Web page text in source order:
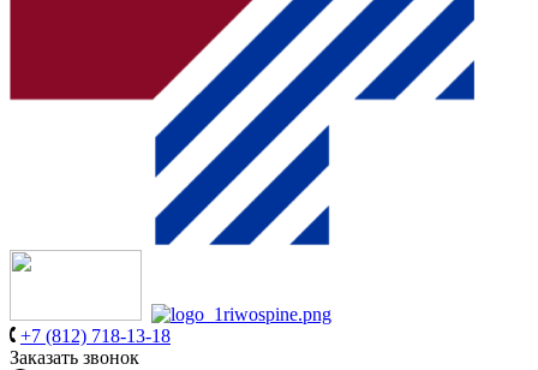
+7 (812) 718-13-18
Заказать звонок